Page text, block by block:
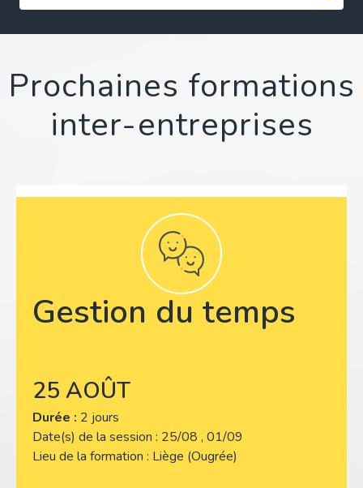
Prochaines formations
inter-entreprises
Gestion du temps
25 AOÛT
Durée : 2 jours
Date(s) de la session 25/08 , 01/09
Lieu de la formation Liège (Ougrée)